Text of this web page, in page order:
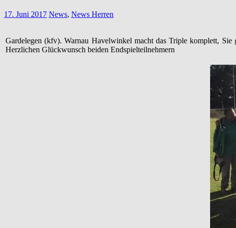
17. Juni 2017 News, News Herren
Gardelegen (kfv). Warnau Havelwinkel macht das Triple komplett,
Herzlichen Glückwunsch beiden Endspielteilnehmern